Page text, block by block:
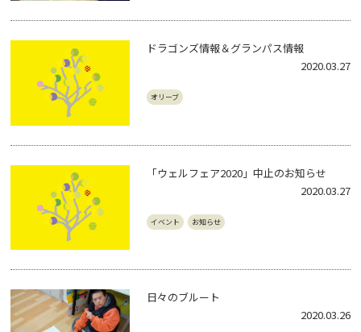
ドラゴンズ情報＆グランパス情報
2020.03.27
オリーブ
「ウェルフェア2020」中止のお知らせ
2020.03.27
イベント お知らせ
日々のブルート
2020.03.26